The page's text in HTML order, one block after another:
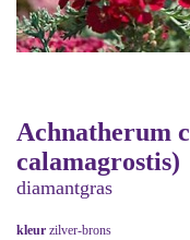
Achnatherum
calamagrostis)
diamantgras
kleur zilver-brons